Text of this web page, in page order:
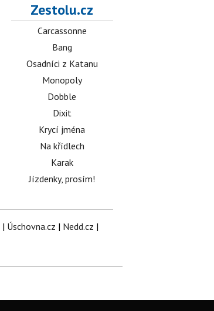
Zestolu.cz
Carcassonne
Bang
Osadníci z Katanu
Monopoly
Dobble
Dixit
Krycí jména
Na křídlech
Karak
Jízdenky, prosím!
| Úschovna.cz | Nedd.cz |